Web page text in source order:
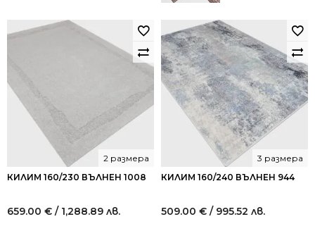
КИЛИМ 160/230 ВЪЛНЕН 1008
2 размера
659.00 € / 1,288.89 лв.
КИЛИМ 160/240 ВЪЛНЕН 944
3 размера
509.00 € / 995.52 лв.